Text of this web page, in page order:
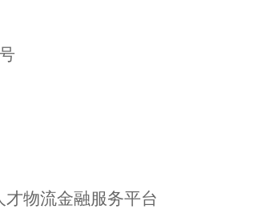
物流金融服务平台